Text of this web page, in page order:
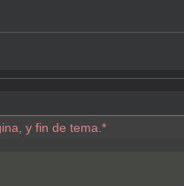
y fin de tema.*